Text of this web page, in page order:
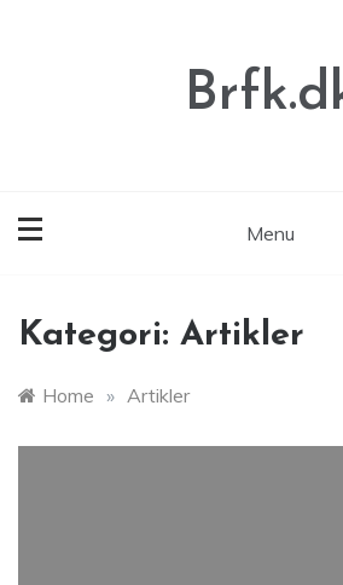
Menu
Kategori: Artikler
Home » Artikler